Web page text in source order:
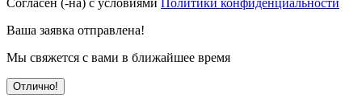
Согласен (-на) с условиями Политики конфиденциальности
Ваша заявка отправлена!
Мы свяжется с вами в ближайшее время
Отлично!